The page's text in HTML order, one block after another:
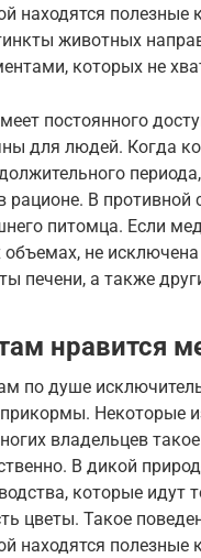
находятся
животных
которых не
постоянного
для людей. Когда
рационе. В
питомца. Если
не
печени, а также
нравится
по душе
Некоторые
владельцев
В дикой
которые идут
цветы. Такое
находятся